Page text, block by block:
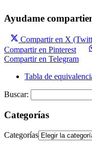
Ayudame
Compartir en X
Compartir en Pinterest
Compartir en Telegram
Tabla de
Buscar:
Categorías
Categorías